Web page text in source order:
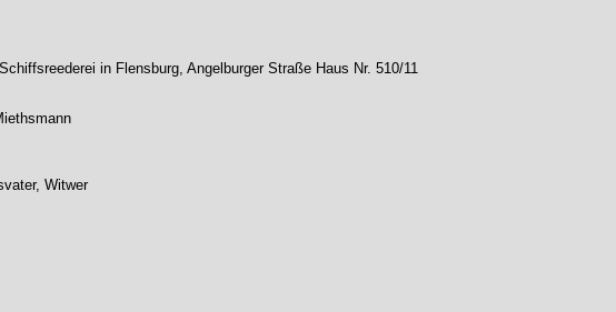
in Flensburg, Angelburger Straße Haus Nr. 510/11
Witwer